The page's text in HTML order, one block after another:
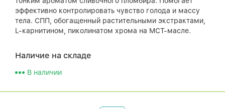
эффективно контролировать чувство голода и массу
тела. СПП, обогащенный растительными экстрактами,
L-карнитином, пиколинатом хрома на МСТ-масле.
Наличие на складе
В наличии